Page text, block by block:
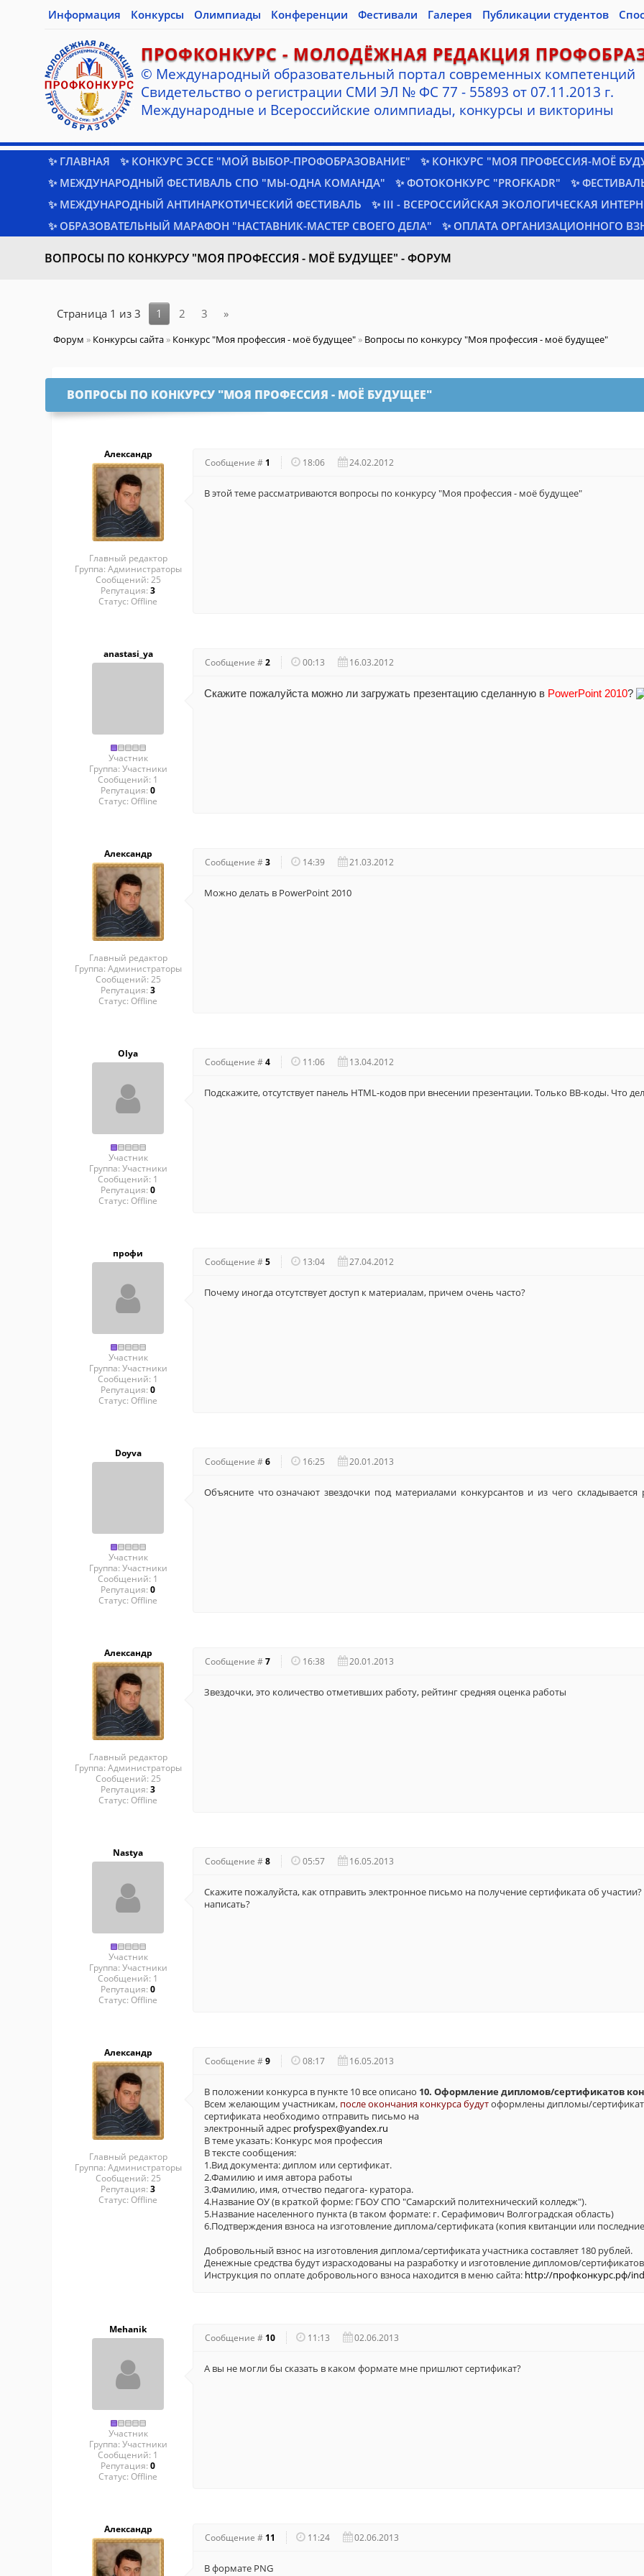
Информация Конкурсы Олимпиады Конференции Фестивали Галерея Публикации студентов
ПРОФКОНКУРС - МОЛОДЁЖНАЯ РЕДАКЦИЯ
© Международный образовательный портал современных компетенций
Cвидетельство о регистрации СМИ ЭЛ № ФС 77 - 55893 от 07.11.2013 г.
Международные и Всероссийские олимпиады, конкурсы и викторины
✨ ГЛАВНАЯ ✨ КОНКУРС ЭССЕ "МОЙ ВЫБОР-ПРОФОБРАЗОВАНИЕ"
✨ КОНКУРС "МОЯ ПРОФЕССИЯ-МОЁ
✨ МЕЖДУНАРОДНЫЙ ФЕСТИВАЛЬ СПО "МЫ-ОДНА КОМАНДА"
✨ ФОТОКОНКУРС "PROFKADR"
✨
✨ МЕЖДУНАРОДНЫЙ АНТИНАРКОТИЧЕСКИЙ ФЕСТИВАЛЬ
✨ III - ВСЕРОССИЙСКАЯ ЭКОЛОГИЧЕСКАЯ
✨ ОБРАЗОВАТЕЛЬНЫЙ МАРАФОН "НАСТАВНИК-МАСТЕР СВОЕГО ДЕЛА"
✨ ОПЛАТА ОРГАНИЗАЦИОННОГО
ВОПРОСЫ ПО КОНКУРСУ "МОЯ ПРОФЕССИЯ - МОЁ БУДУЩЕЕ" - ФОРУМ
Страница 1 из 3 1 2 3 »
Форум » Конкурсы сайта » Конкурс "Моя профессия - моё будущее" » Вопросы по конкурсу "Моя профессия - моё будущее"
ВОПРОСЫ ПО КОНКУРСУ "МОЯ ПРОФЕССИЯ - МОЁ БУДУЩЕЕ"
Александр
Главный редактор
Группа: Администраторы
Сообщений: 25
Репутация: 3
Статус: Offline
Сообщение # 1 18:06 24.02.2012
В этой теме рассматриваются вопросы по конкурсу "Моя профессия - моё будущее"
anastasi_ya
Участник
Группа: Участники
Сообщений: 1
Репутация: 0
Статус: Offline
Сообщение #2 00:13 16.03.2012
Скажите пожалуйста можно ли загружать презентацию сделанную в PowerPoint 2010?
Александр
Главный редактор
Группа: Администраторы
Сообщений: 25
Репутация: 3
Статус: Offline
Сообщение #3 14:39 21.03.2012
Можно делать в PowerPoint 2010
Olya
Участник
Группа: Участники
Сообщений: 1
Репутация: 0
Статус: Offline
Сообщение #4 11:06 13.04.2012
Подскажите, отсутствует панель HTML-кодов при внесении презентации. Только BB-коды. Что
профи
Участник
Группа: Участники
Сообщений: 1
Репутация: 0
Статус: Offline
Сообщение #5 13:04 27.04.2012
Почему иногда отсутствует доступ к материалам, причем очень часто?
Doyva
Участник
Группа: Участники
Сообщений: 1
Репутация: 0
Статус: Offline
Сообщение #6 16:25 20.01.2013
Объясните что означают звездочки под материалами конкурсантов и из чего складывается
Александр
Главный редактор
Группа: Администраторы
Сообщений: 25
Репутация: 3
Статус: Offline
Сообщение #7 16:38 20.01.2013
Звездочки, это количество отметивших работу, рейтинг средняя оценка работы
Nastya
Участник
Группа: Участники
Сообщений: 1
Репутация: 0
Статус: Offline
Сообщение #8 05:57 16.05.2013
Скажите пожалуйста, как отправить электронное письмо на получение сертификата об
написать?
Александр
Главный редактор
Группа: Администраторы
Сообщений: 25
Репутация: 3
Статус: Offline
Сообщение #9 08:17 16.05.2013
В положении конкурса в пункте 10 все описано 10. Оформление дипломов/сертификатов
Всем желающим участникам, после окончания конкурса будутоформлены дипломы/
сертификата необходимо отправить письмо на
электронный адрес profyspex@yandex.ru
В теме указать: Конкурс моя профессия
В тексте сообщения:
1.Вид документа: диплом или сертификат.
2.Фамилию и имя автора работы
3.Фамилию, имя, отчество педагога- куратора.
4.Название ОУ (в краткой форме: ГБОУ СПО "Самарский политехнический колледж").
5.Название населенного пункта (в таком формате: г. Серафимович Волгоградская область)
6.Подтверждения взноса на изготовление диплома/сертификата (копия квитанции или
Добровольный взнос на изготовления диплома/сертификата участника составляет 180 рублей.
Денежные средства будут израсходованы на разработку и изготовление дипломов/
Инструкция по оплате добровольного взноса находится в меню сайта: http://профконкурс.рф/
Mehanik
Участник
Группа: Участники
Сообщений: 1
Репутация: 0
Статус: Offline
Сообщение # 10 11:13 02.06.2013
А вы не могли бы сказать в каком формате мне пришлют сертификат?
Александр
Сообщение # 11 11:24 02.06.2013
В формате PNG